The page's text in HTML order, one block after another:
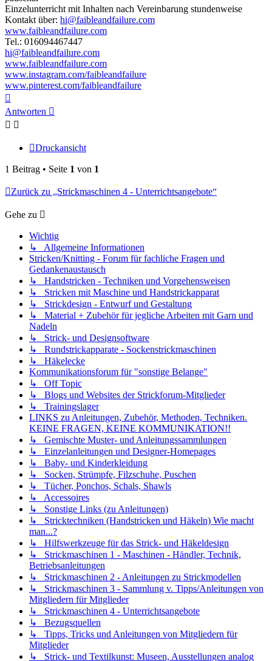
Einzelunterricht mit Inhalten nach Vereinbarung stundenweise
Kontakt über: hi@faibleandfailure.com
www.faibleandfailure.com
Tel.: 016094467447
hi@faibleandfailure.com
www.faibleandfailure.com
www.instagram.com/faibleandfailure
www.pinterest.com/faibleandfailure
oben
Antworten
Druckansicht
1 Beitrag • Seite 1 von 1
Zurück zu „Strickmaschinen 4 - Unterrichtsangebote“
Gehe zu
Wichtig
↳ Allgemeine Informationen
Stricken/Knitting - Forum für fachliche Fragen und
Gedankenaustausch
↳ Handstricken - Techniken und Vorgehensweisen
↳ Stricken mit Maschine und Handstrickapparat
↳ Strickdesign - Entwurf und Gestaltung
↳ Material + Zubehör für jegliche Arbeiten mit Garn und
Nadeln
↳ Strick- und Designsoftware
↳ Rundstrickapparate - Sockenstrickmaschinen
↳ Häkelecke
Kommunikationsforum für "sonstige Belange"
↳ Off Topic
↳ Blogs und Websites der Strickforum-Mitglieder
↳ Trainingslager
LINKS zu Anleitungen, Zubehör, Methoden, Techniken.
KEINE FRAGEN, KEINE KOMMUNIKATION!!
↳ Gemischte Muster- und Anleitungssammlungen
↳ Einzelanleitungen und Designer-Homepages
↳ Baby- und Kinderkleidung
↳ Socken, Strümpfe, Filzschuhe, Puschen
↳ Tücher, Ponchos, Schals, Shawls
↳ Accessoires
↳ Sonstige Links (zu Anleitungen)
↳ Stricktechniken (Handstricken und Häkeln) Wie macht
man...?
↳ Hilfswerkzeuge für das Strick- und Häkeldesign
↳ Strickmaschinen 1 - Maschinen - Händler, Technik,
Betriebsanleitungen
↳ Strickmaschinen 2 - Anleitungen zu Strickmodellen
↳ Strickmaschinen 3 - Sammlung v. Tipps/Anleitungen von
Mitgliedern für Mitglieder
↳ Strickmaschinen 4 - Unterrichtsangebote
↳ Bezugsquellen
↳ Tipps, Tricks und Anleitungen von Mitgliedern für
Mitglieder
↳ Strick- und Textilkunst: Museen, Ausstellungen analog